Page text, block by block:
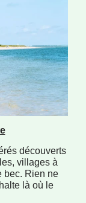
découverts
villages à
bec. Rien ne
là où le